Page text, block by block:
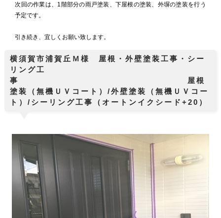
次回の作業は、1階部分の雨戸塗装、下屋根の塗装、外塀の塗装を行う
予定です。
引き続き、宜しくお願い致します。
横須賀市浦賀丘Ｍ様 屋根・外壁塗装工事・シー
リング工
事 屋根
塗装（無機ＵＶコート）/外壁塗装（無機ＵＶコー
ト）/シーリング工事（オートンイクシード+20）